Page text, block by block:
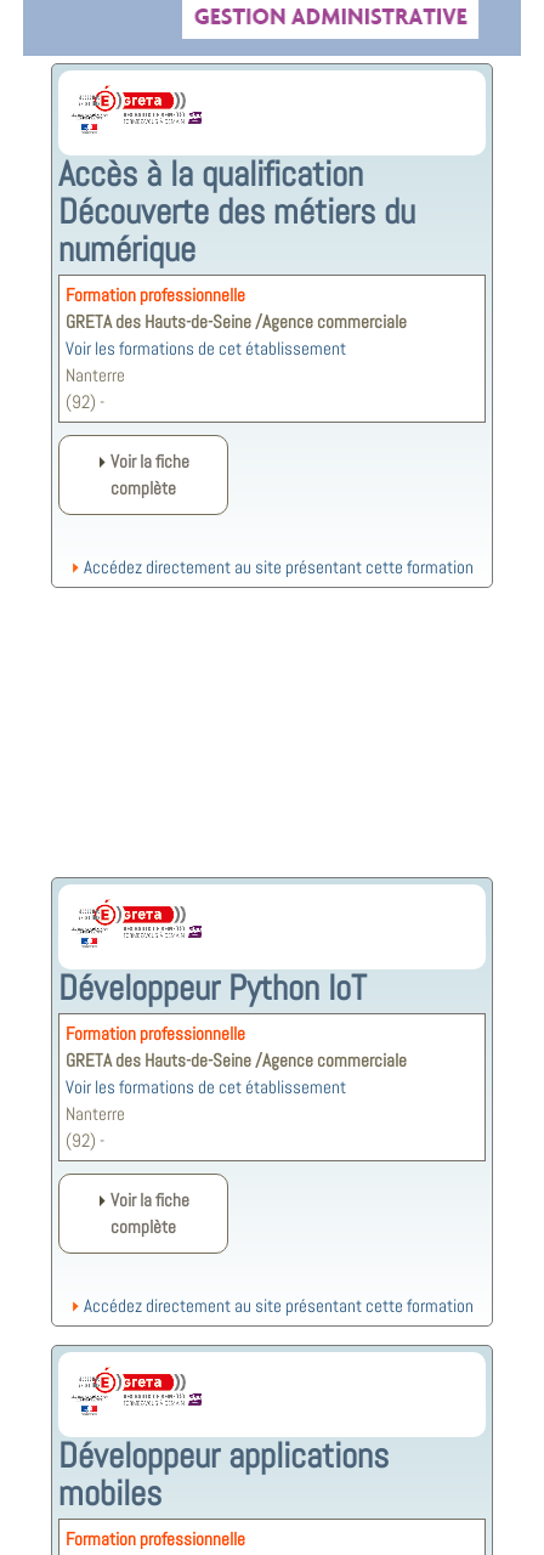
Accès à la qualification
Découverte des métiers du
numérique
Formation professionnelle
GRETA des Hauts-de-Seine /Agence commerciale
Voir les formations de cet établissement
Nanterre
(92) -
Voir la fiche
complète
Accédez directement au site présentant cette formation
Développeur Python IoT
Formation professionnelle
GRETA des Hauts-de-Seine /Agence commerciale
Voir les formations de cet établissement
Nanterre
(92) -
Voir la fiche
complète
Accédez directement au site présentant cette formation
Développeur applications
mobiles
Formation professionnelle